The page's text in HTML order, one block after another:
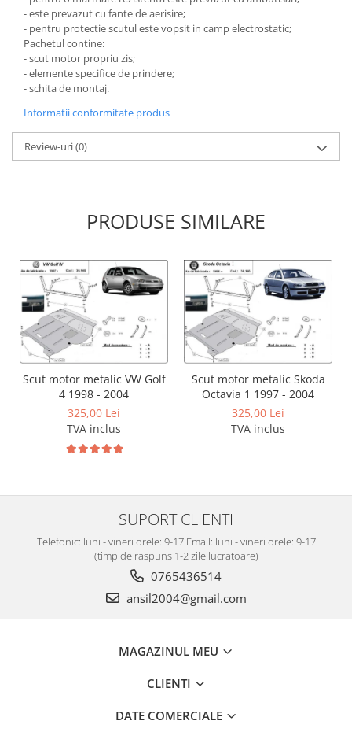
Carlige Lada
Carlige Lancia
Carlige Land Rover
Carlige Lexus
Carlige MAN
Carlige Mazda
Carlige Mercedes
Carlige Mitsubishi
Carlige Nissan
Carlige Omoda
Carlige Opel
Carlige Peugeot
Carlige Plymouth
Carlige Polestar
Carlige Renault
Carlige Seat
Carlige Volkswagen
- este prevazut cu fante de aerisire;
- pentru protectie scutul este vopsit in camp electrostatic;
Pachetul contine:
- scut motor propriu zis;
- elemente specifice de prindere;
- schita de montaj.
Informatii conformitate produs
Review-uri(0)
PRODUSE SIMILARE
Scut motor metalic VW Golf
4 1998 - 2004
325,00 Lei
TVA inclus
Scut motor metalic Skoda
Octavia 1 1997 - 2004
325,00 Lei
TVA inclus
SUPORT CLIENTI
Telefonic: luni - vineri orele: 9-17 Email: luni - vineri orele: 9-17
(timp de raspuns 1-2 zile lucratoare)
0765436514
ansil2004@gmail.com
MAGAZINUL MEU
CLIENTI
DATE COMERCIALE